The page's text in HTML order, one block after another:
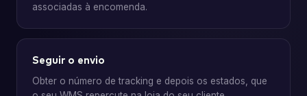
associadas à encomenda.
Seguir o envio
Obter o número de tracking e depois os estados, que